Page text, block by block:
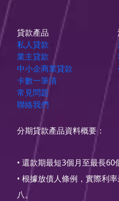
貸款產品
私人貸款
業主貸款
中小企商業貸款
卡數一筆清
常見問題
聯絡我們
分期貸款產品資料概要：
• 還款期最短3個月至最長60
• 根據放債人條例，實際利
八。